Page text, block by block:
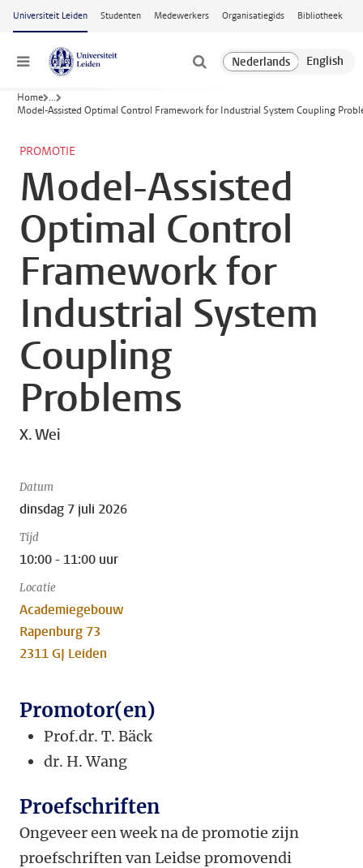
Ga naar hoofdinhoud
Universiteit Leiden Studenten Medewerkers Organisatiegids Bibliotheek
Menu
Home ...
Model-Assisted Optimal Control Framework for Industrial System Coupling
PROMOTIE
Model-Assisted
Optimal Control
Framework for
Industrial System
Coupling
Problems
X. Wei
Datum
dinsdag 7 juli 2026
Tijd
10:00 - 11:00 uur
Locatie
Academiegebouw
Rapenburg 73
2311 GJ Leiden
Promotor(en)
Prof.dr. T. Bäck
dr. H. Wang
Proefschriften
Ongeveer een week na de promotie zijn
proefschriften van Leidse promovendi